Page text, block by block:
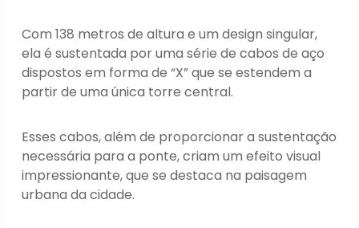
Com 138 metros de altura e um design singular,
ela é sustentada por uma série de cabos de aço
dispostos em forma de “X” que se estendem a
partir de uma única torre central.
Esses cabos, além de proporcionar a sustentação
necessária para a ponte, criam um efeito visual
impressionante, que se destaca na paisagem
urbana da cidade.